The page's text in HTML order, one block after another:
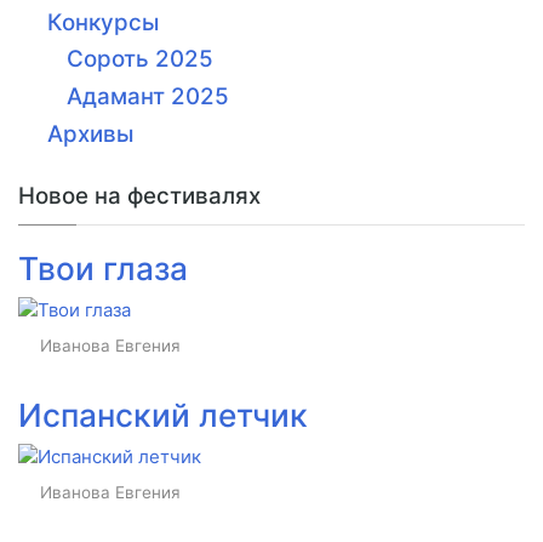
Конкурсы
Сороть 2025
Адамант 2025
Архивы
Новое на фестивалях
Твои глаза
Иванова Евгения
Испанский летчик
Иванова Евгения